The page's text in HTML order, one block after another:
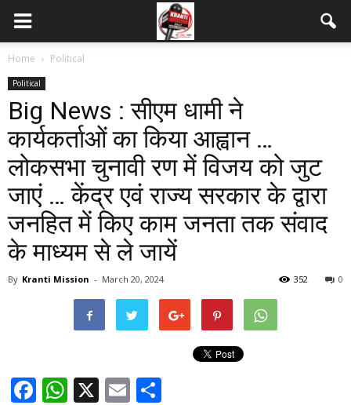
Home Political
Political
Big News : सीएम धामी ने
कार्यकर्ताओं का किया आह्वान …
लोकसभा चुनावी रण में विजय को जुट
जाएं … केंद्र एवं राज्य सरकार के द्वारा
जनहित में किए काम जनता तक संवाद
के माध्यम से ले जायें
By Kranti Mission - March 20, 2024 0
352
Facebook
WhatsApp
X Email